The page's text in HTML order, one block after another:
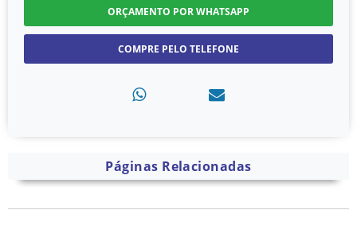
ORÇAMENTO POR WHATSAPP
COMPRE PELO TELEFONE
Páginas Relacionadas